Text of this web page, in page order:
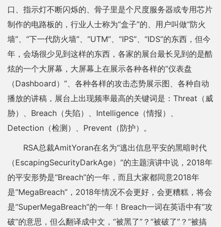
口、指示灯不断闪烁的、骨子里是个尺度服务器或专用芯片
制作的电路板的，行业人士称为“盒子”的、用户叫做“防火
墙”、“下一代防火墙”、“UTM”、“IPS”、“IDS”的东西，但今
年，会场很少见到这样的东西，各家的展台最长见到的是酷
炫的一个大屏幕，大屏幕上在展示各种各样的“仪表盘
（Dashboard）”、各种各样的攻击态势展示图、各种自动
播放的讲稿，展台上出现频率最高的关键词是：Threat（威
胁）、Breach（失陷）、Intelligence（情报）、
Detection（检测）、Prevent（防护）。
RSA总裁AmitYoran在名为“逃出信息平安的黑暗时代
（EscapingSecurityDarkAge）”的主题演讲中说，2018年
的平安形势是“Breach”的一年，而且大家都同意2018年
是“MegaBreach”，2018年情况不会更好，会更糟糕，将会
是“SuperMegaBreach”的一年！Breach一词在英语中有“攻
破”的意思，但么翻译成中文，“被黑了”？“被破了”？“被搞